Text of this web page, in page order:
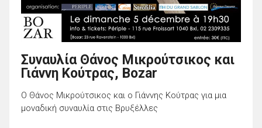
Συναυλία Θάνος Μικρούτσικος και
Γιάννη Κούτρας, Bozar
Ο Θάνος Μικρούτσικος και ο Γιάννης Κούτρας για μια
μοναδική συναυλία στις Βρυξέλλες